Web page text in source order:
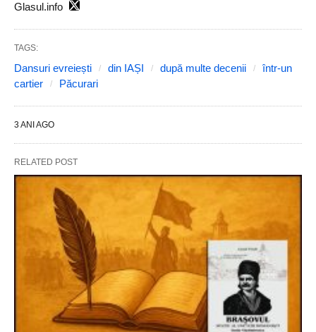
Glasul.info
TAGS:
Dansuri evreiești din IAȘI după multe decenii
într-un
cartier
Păcurari
3 ANI AGO
RELATED POST